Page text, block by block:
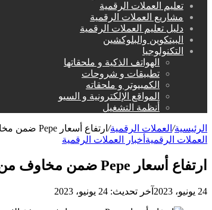
تعليم العملات الرقمية
مشاريع العملات الرقمية
دليل تعليم العملات الرقمية
البيتكوين والبلوكشين
التكنولوجيا
الهواتف الذكية و ملحقاتها
تطبيقات و شروحات
الكمبيوتر و ملحقاته
المواقع الإلكترونية و السيو
أنظمة التشغيل
الرئيسية/ العملات الرقمية/ ارتفاع أسعار Pepe ضمن مخاوف من فخ الثور
العملات الرقمية أخبار العملات الرقمية
ارتفاع أسعار Pepe ضمن مخاوف من فخ الثور
24 يونيو، 2023 آخر تحديث: 24 يونيو، 2023